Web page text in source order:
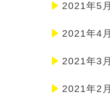
2021年5月
2021年4月
2021年3月
2021年2月